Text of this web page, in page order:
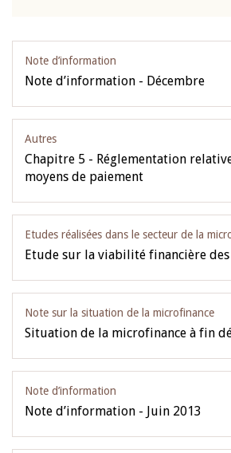
Note d’information
Note d’information - Décembre
Autres
Chapitre 5 - Réglementation
moyens de paiement
Etudes réalisées dans le secteur de la
Etude sur la viabilité financière des
Note sur la situation de la microfinance
Situation de la microfinance à fin
Note d’information
Note d’information - Juin 2013